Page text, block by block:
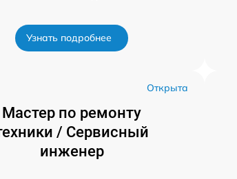
Узнать подробнее
Открыта
Мастер по ремонту
/ Сервисный
инженер